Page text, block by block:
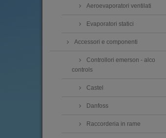
Aeroevaporatori ventilati
Evaporatori statici
Accessori e componenti
Controllori emerson - alco
controls
Castel
Danfoss
Raccorderia in rame